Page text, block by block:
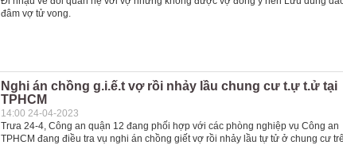
đâm vợ tử vong.
Nghi án chồng g.i.ế.t vợ rồi nhảy lầu chung cư t.ự t.ử tại
TPHCM
14:00 24-04-2023
Trưa 24-4, Công an quận 12 đang phối hợp với các phòng nghiệp vụ Công an
TPHCM đang điều tra vụ nghi án chồng giết vợ rồi nhảy lầu tự tử ở chung cư